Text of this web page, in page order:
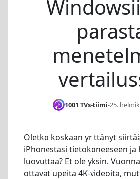
1001 TVs-tiimi-25.
Oletko koskaan yrittänyt
iPhonestasi tietokoneeseen ja
luovuttaa? Et ole yksin.
ottavat upeita 4K-videoita,